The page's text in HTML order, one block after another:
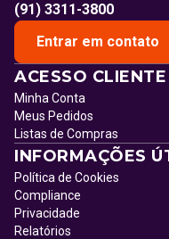
(91) 3311-3800
Entrar em contato
ACESSO CLIENTE
Minha Conta
Meus Pedidos
Listas de Compras
INFORMAÇÕES
Política de Cookies
Compliance
Privacidade
Relatórios